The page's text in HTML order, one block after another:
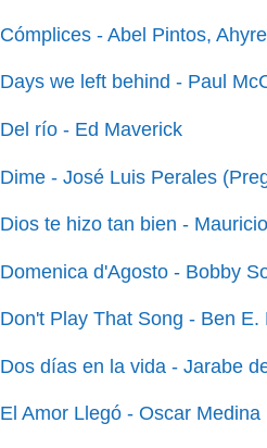
Cómplices - Abel Pintos, Ahyre
Days we left behind - Paul
Del río - Ed Maverick
Dime - José Luis Perales
Dios te hizo tan bien -
Domenica d'Agosto - Bobby
Don't Play That Song - Ben E.
Dos días en la vida - Jarabe
El Amor Llegó - Oscar Medina